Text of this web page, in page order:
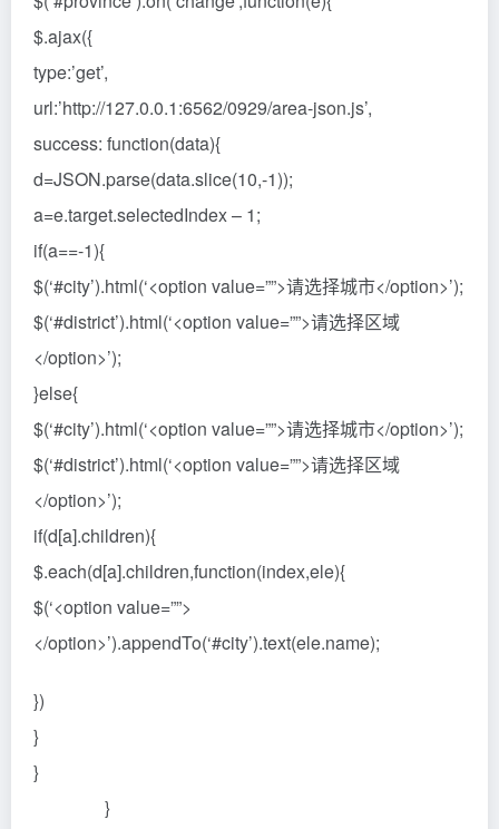
$.ajax({
type:’get’,
url:’http://127.0.0.1:6562/0929/area-json.js’,
success: function(data){
d=JSON.parse(data.slice(10,-1));
a=e.target.selectedIndex – 1;
if(a==-1){
$(‘#city’).html(‘<option value=””>请选择城市</option>’);
$(‘#district’).html(‘<option value=””>请选择区域
</option>’);
}else{
$(‘#city’).html(‘<option value=””>请选择城市</option>’);
$(‘#district’).html(‘<option value=””>请选择区域
</option>’);
if(d[a].children){
$.each(d[a].children,function(index,ele){
$(‘<option value=””>
</option>’).appendTo(‘#city’).text(ele.name);
})
}
}
}